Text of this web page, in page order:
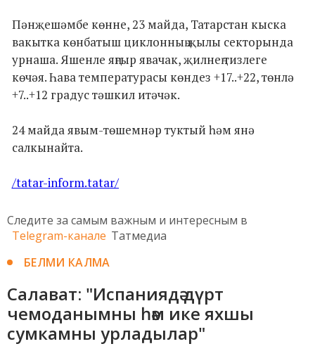
Пәнҗешәмбе көнне, 23 майда, Татарстан кыска
вакытка көнбатыш циклонның җылы секторында
урнаша. Яшенле яңгыр явачак, җилнең тизлеге
көчәя. Һава температурасы көндез +17..+22, төнлә
+7..+12 градус тәшкил итәчәк.
24 майда явым-төшемнәр туктый һәм янә
салкынайта.
/tatar-inform.tatar/
Следите за самым важным и интересным в
Telegram-канале Татмедиа
БЕЛМИ КАЛМА
Салават: "Испаниядә дүрт
чемоданымны һәм ике яхшы
сумкамны урладылар"